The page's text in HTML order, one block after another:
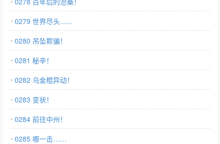
0279 世界尽头......
0280 吊坠欺骗！
0281 秘辛！
0282 乌金棍异动！
0283 变状！
0284 前往中州！
0285 哪一击……